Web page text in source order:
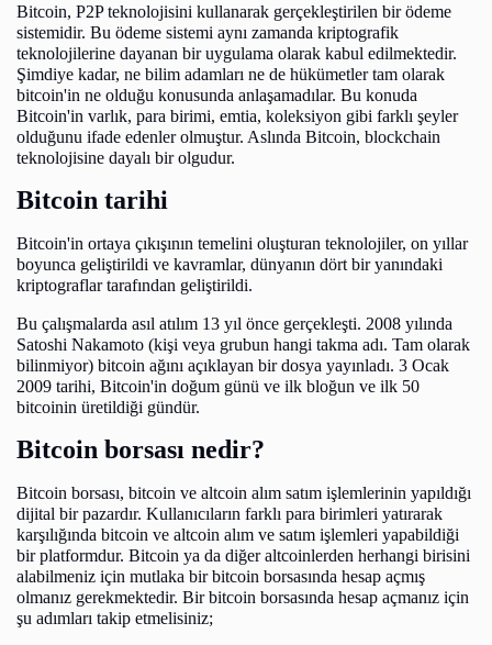
Bitcoin, P2P teknolojisini kullanarak gerçekleştirilen bir ödeme
sistemidir. Bu ödeme sistemi aynı zamanda kriptografik
teknolojilerine dayanan bir uygulama olarak kabul edilmektedir.
Şimdiye kadar, ne bilim adamları ne de hükümetler tam olarak
bitcoin'in ne olduğu konusunda anlaşamadılar. Bu konuda
Bitcoin'in varlık, para birimi, emtia, koleksiyon gibi farklı şeyler
olduğunu ifade edenler olmuştur. Aslında Bitcoin, blockchain
teknolojisine dayalı bir olgudur.
Bitcoin tarihi
Bitcoin'in ortaya çıkışının temelini oluşturan teknolojiler, on yıllar
boyunca geliştirildi ve kavramlar, dünyanın dört bir yanındaki
kriptograflar tarafından geliştirildi.
Bu çalışmalarda asıl atılım 13 yıl önce gerçekleşti. 2008 yılında
Satoshi Nakamoto (kişi veya grubun hangi takma adı. Tam olarak
bilinmiyor) bitcoin ağını açıklayan bir dosya yayınladı. 3 Ocak
2009 tarihi, Bitcoin'in doğum günü ve ilk bloğun ve ilk 50
bitcoinin üretildiği gündür.
Bitcoin borsası nedir?
Bitcoin borsası, bitcoin ve altcoin alım satım işlemlerinin yapıldığı
dijital bir pazardır. Kullanıcıların farklı para birimleri yatırarak
karşılığında bitcoin ve altcoin alım ve satım işlemleri yapabildiği
bir platformdur. Bitcoin ya da diğer altcoinlerden herhangi birisini
alabilmeniz için mutlaka bir bitcoin borsasında hesap açmış
olmanız gerekmektedir. Bir bitcoin borsasında hesap açmanız için
şu adımları takip etmelisiniz;